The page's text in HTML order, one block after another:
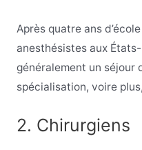
Après quatre ans
anesthésistes aux
généralement un séjour
spécialisation, voire
2. Chirurgiens